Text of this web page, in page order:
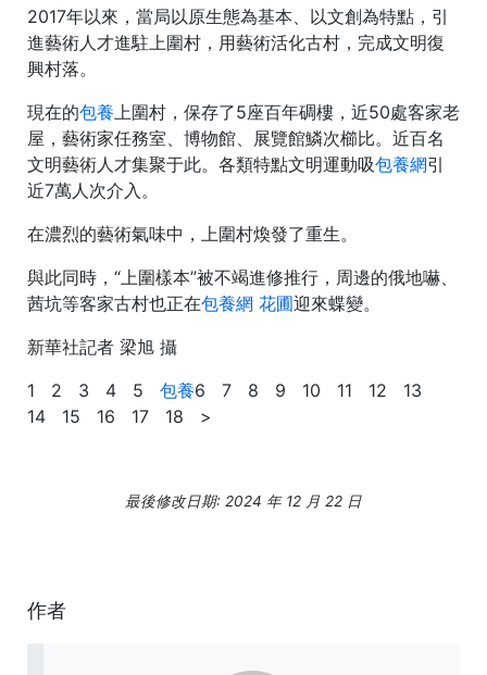
2017年以來，當局以原生態為基本、以文創為特點，引
進藝術人才進駐上圍村，用藝術活化古村，完成文明復
興村落。
現在的包養上圍村，保存了5座百年碉樓，近50處客家老
屋，藝術家任務室、博物館、展覽館鱗次櫛比。近百名
文明藝術人才集聚于此。各類特點文明運動吸包養網引
近7萬人次介入。
在濃烈的藝術氣味中，上圍村煥發了重生。
與此同時，“上圍樣本”被不竭進修推行，周邊的俄地嚇、
茜坑等客家古村也正在包養網 花圃迎來蝶變。
新華社記者 梁旭 攝
1 2 3 4 5 包養6 7 8 9 10 11 12 13
14 15 16 17 18 >
最後修改日期: 2024 年 12 月 22 日
作者